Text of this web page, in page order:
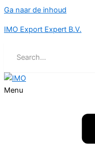
Ga naar de inhoud
IMO Export Expert B.V.
Menu